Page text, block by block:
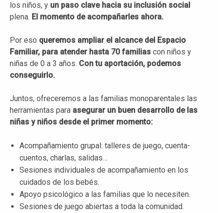
los niños, y un paso clave hacia su inclusión social
plena. El momento de acompañarles ahora.
Por eso queremos ampliar el alcance del Espacio
Familiar, para atender hasta 70 familias con niños y
niñas de 0 a 3 años. Con tu aportación, podemos
conseguirlo.
Juntos, ofreceremos a las familias monoparentales las
herramientas para asegurar un buen desarrollo de las
niñas y niños desde el primer momento:
Acompañamiento grupal: talleres de juego, cuenta-
cuentos, charlas, salidas…
Sesiones individuales de acompañamiento en los
cuidados de los bebés.
Apoyo psicológico a las familias que lo necesiten.
Sesiones de juego abiertas a toda la comunidad.